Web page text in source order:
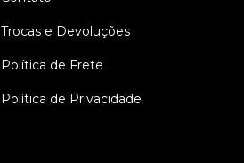
Trocas e Devoluções
Política de Frete
Política de Privacidade